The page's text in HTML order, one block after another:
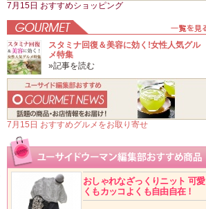
7月15日 おすすめショッピング
スタミナ回復＆美容に効く!女性人気グル
メ特集
»記事を読む
7月15日 おすすめグルメをお取り寄せ
おしゃれなざっくりニット 可愛
くもカッコよくも自由自在！